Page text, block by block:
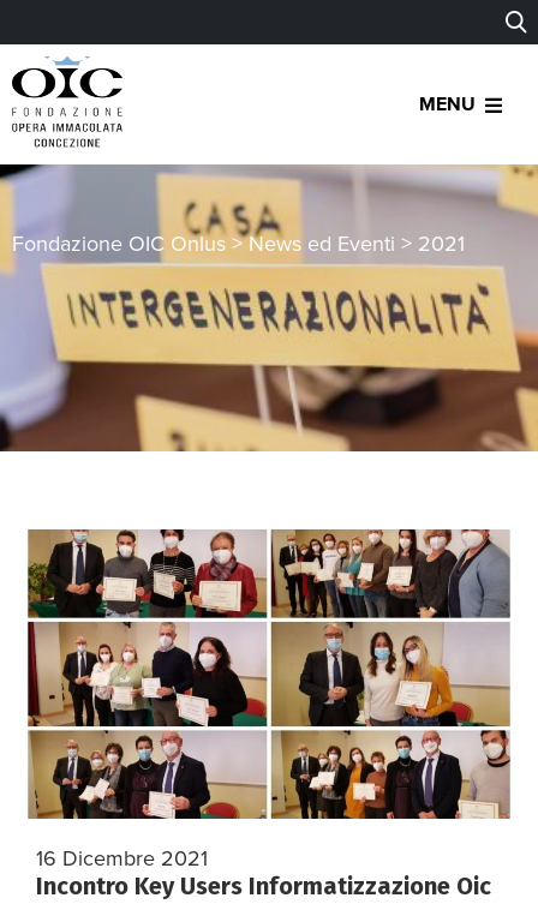
MENU
Fondazione OIC Onlus >News ed Eventi > 2021
16 Dicembre 2021
Incontro Key Users Informatizzazione Oic